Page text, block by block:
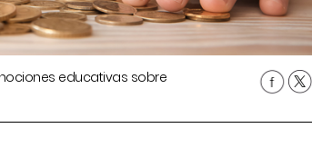
educativas sobre